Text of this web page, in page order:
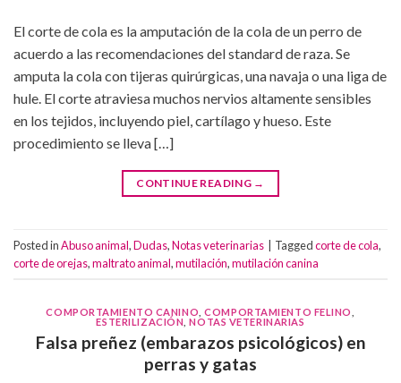
El corte de cola es la amputación de la cola de un perro de
acuerdo a las recomendaciones del standard de raza. Se
amputa la cola con tijeras quirúrgicas, una navaja o una liga de
hule. El corte atraviesa muchos nervios altamente sensibles
en los tejidos, incluyendo piel, cartílago y hueso. Este
procedimiento se lleva […]
CONTINUE READING →
Posted inAbuso animal,Dudas,Notas veterinarias Taggedcorte de cola,
corte de orejas,maltrato animal,mutilación,mutilación canina
COMPORTAMIENTO CANINO ,COMPORTAMIENTO FELINO
ESTERILIZACIÓN ,NOTAS VETERINARIAS
Falsa preñez (embarazos psicológicos) en
perras y gatas